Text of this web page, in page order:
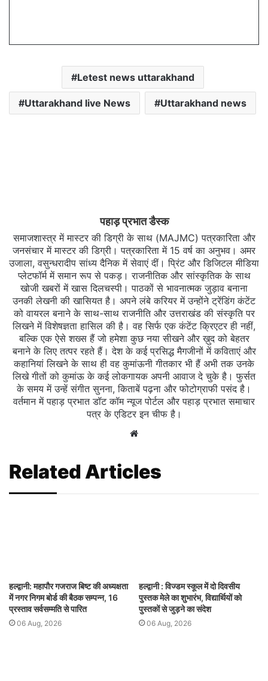
Letest news uttarakhand
Uttarakhand live News Uttarakhand news
पहाड़ प्रभात डैस्क
समाजशास्त्र में मास्टर की डिग्री के साथ (MAJMC) पत्रकारिता और
जनसंचार में मास्टर की डिग्री। पत्रकारिता में 15 वर्ष का अनुभव। अमर
उजाला, वसुन्धरादीप सांध्य दैनिक में सेवाएं दीं। प्रिंट और डिजिटल मीडिया
प्लेटफॉर्म में समान रूप से पकड़। राजनीतिक और सांस्कृतिक के साथ
खोजी खबरों में खास दिलचस्‍पी। पाठकों से भावनात्मक जुड़ाव बनाना
उनकी लेखनी की खासियत है। अपने लंबे करियर में उन्होंने ट्रेंडिंग कंटेंट
को वायरल बनाने के साथ-साथ राजनीति और उत्तराखंड की संस्कृति पर
लिखने में विशेषज्ञता हासिल की है। वह सिर्फ एक कंटेंट क्रिएटर ही नहीं,
बल्कि एक ऐसे शख्स हैं जो हमेशा कुछ नया सीखने और ख़ुद को बेहतर
बनाने के लिए तत्पर रहते हैं। देश के कई प्रसिद्ध मैगजीनों में कविताएं और
कहानियां लिखने के साथ ही वह कुमांऊनी गीतकार भी हैं अभी तक उनके
लिखे गीतों को कुमांऊ के कई लोकगायक अपनी आवाज दे चुके है। फुर्सत
के समय में उन्हें संगीत सुनना, किताबें पढ़ना और फोटोग्राफी पसंद है।
वर्तमान में पहाड़ प्रभात डॉट कॉम न्यूज पोर्टल और पहाड़ प्रभात समाचार
पत्र के एडिटर इन चीफ है।
Website
Related Articles
हल्द्वानी: महापौर गजराज बिष्ट की अध्यक्षता
में नगर निगम बोर्ड की बैठक सम्पन्न, 16
प्रस्ताव सर्वसम्मति से पारित
06 Aug, 2026
हल्द्वानी : विज्डम स्कूल में दो दिवसीय
पुस्तक मेले का शुभारंभ, विद्यार्थियों को
पुस्तकों से जुड़ने का संदेश
06 Aug, 2026